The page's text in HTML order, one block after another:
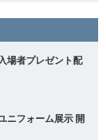
場者プレゼント配
ニフォーム展示 開